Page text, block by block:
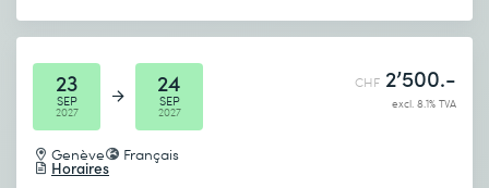
23
SEP
2027
24
SEP
2027
Genève Français
Horaires
CHF 2’500.-
excl. 8.1% TVA